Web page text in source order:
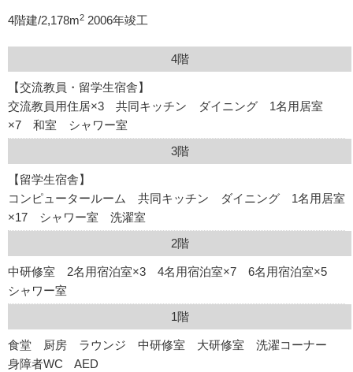
4階建/2,178m2 2006年竣工
4階
【交流教員・留学生宿舎】
交流教員用住居×3 共同キッチン ダイニング 1名用居室
×7 和室 シャワー室
3階
【留学生宿舎】
コンピュータールーム 共同キッチン ダイニング 1名用居室
×17 シャワー室 洗濯室
2階
中研修室 2名用宿泊室×3 4名用宿泊室×7 6名用宿泊室×5
シャワー室
1階
食堂 厨房 ラウンジ 中研修室 大研修室 洗濯コーナー
身障者WC AED